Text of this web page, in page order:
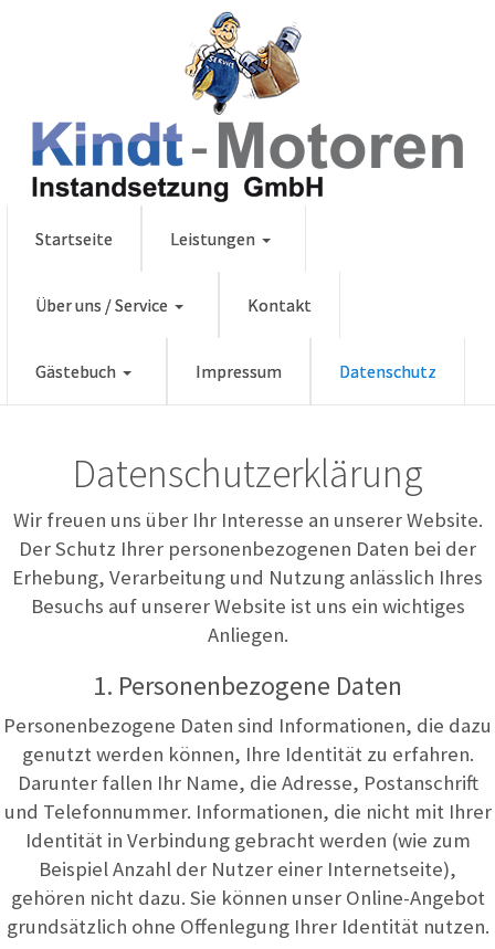
Startseite Leistungen
Über uns / Service Kontakt
Gästebuch Impressum Datenschutz
Datenschutzerklärung
Wir freuen uns über Ihr Interesse an unserer Website.
Der Schutz Ihrer personenbezogenen Daten bei der
Erhebung, Verarbeitung und Nutzung anlässlich Ihres
Besuchs auf unserer Website ist uns ein wichtiges
Anliegen.
1. Personenbezogene Daten
Personenbezogene Daten sind Informationen, die dazu
genutzt werden können, Ihre Identität zu erfahren.
Darunter fallen Ihr Name, die Adresse, Postanschrift
und Telefonnummer. Informationen, die nicht mit Ihrer
Identität in Verbindung gebracht werden (wie zum
Beispiel Anzahl der Nutzer einer Internetseite),
gehören nicht dazu. Sie können unser Online-Angebot
grundsätzlich ohne Offenlegung Ihrer Identität nutzen.